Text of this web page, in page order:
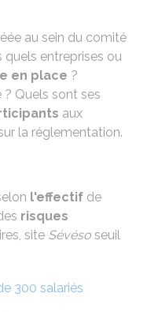
au sein du comité
quels entreprises ou
en place ?
Quels sont ses
aux
la réglementation.
l'effectif de
risques
site Sévéso seuil
300 salariés